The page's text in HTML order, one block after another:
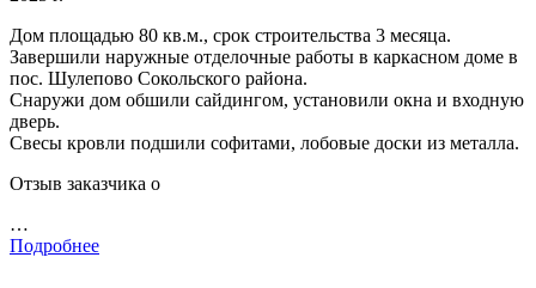
Дом площадью 80 кв.м., срок строительства 3 месяца.
Завершили наружные отделочные работы в каркасном доме в
пос. Шулепово Сокольского района.
Снаружи дом обшили сайдингом, установили окна и входную
дверь.
Свесы кровли подшили софитами, лобовые доски из металла.
Отзыв заказчика о
…
Подробнее